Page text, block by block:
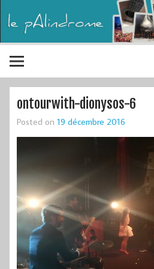
ontourwith-dionysos-6
Posted on 19 décembre 2016